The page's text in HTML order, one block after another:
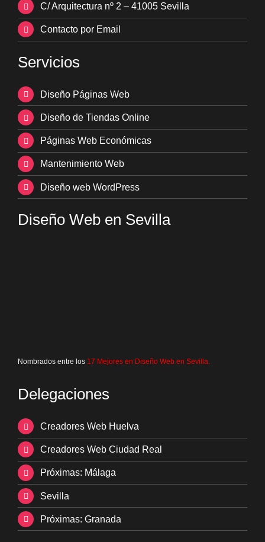
C/ Arquitectura nº 2 – 41005 Sevilla
Contacto por Email
Servicios
Diseño Páginas Web
Diseño de Tiendas Online
Páginas Web Económicas
Mantenimiento Web
Diseño web WordPress
Diseño Web en Sevilla
Nombrados entre los 17 Mejores en Diseño Web en Sevilla.
Delegaciones
Creadores Web Huelva
Creadores Web Ciudad Real
Próximas: Málaga
Sevilla
Próximas: Granada